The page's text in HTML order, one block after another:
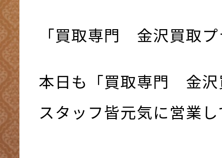
「買取専門 金沢買取
本日も「買取専門 金沢
スタッフ皆元気に営業